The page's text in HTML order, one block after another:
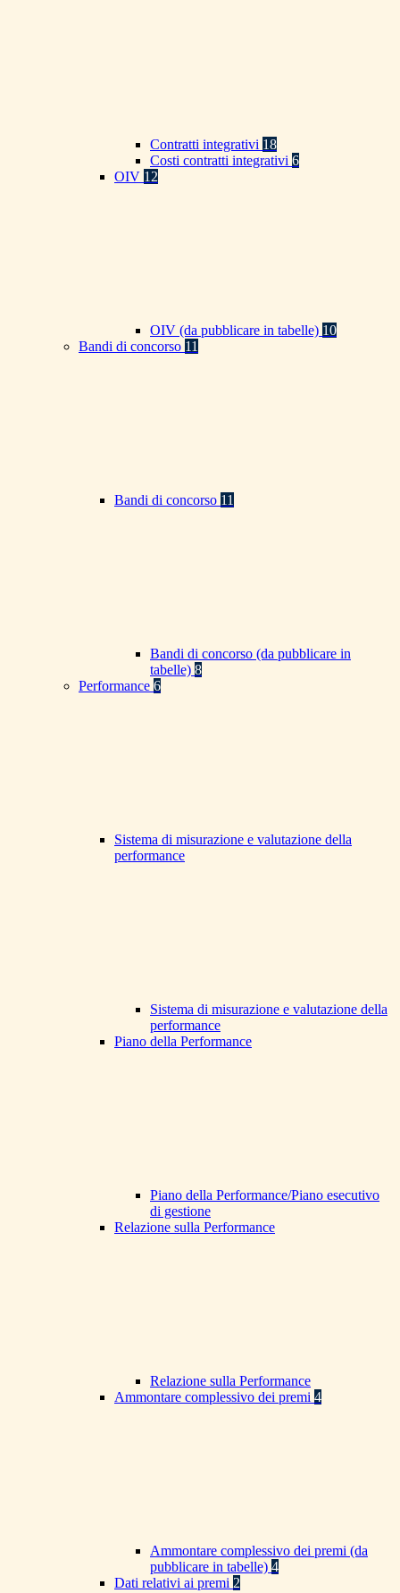
Contratti integrativi 18
Costi contratti integrativi 6
OIV 12
OIV (da pubblicare in tabelle) 10
Bandi di concorso 11
Bandi di concorso 11
Bandi di concorso (da pubblicare in
tabelle) 8
Performance 6
Sistema di misurazione e valutazione della
performance
Sistema di misurazione e valutazione della
performance
Piano della Performance
Piano della Performance/Piano esecutivo
di gestione
Relazione sulla Performance
Relazione sulla Performance
Ammontare complessivo dei premi 4
Ammontare complessivo dei premi (da
pubblicare in tabelle) 4
Dati relativi ai premi 2